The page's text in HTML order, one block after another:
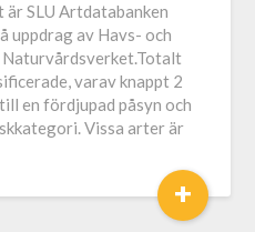
SLU Artdatabanken
uppdrag av Havs- och
varav knappt 2
en fördjupad påsyn och
Vissa arter är
+